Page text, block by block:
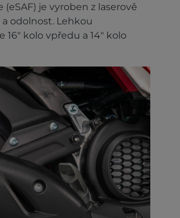
je vyroben z laserově
odolnost. Lehkou
kolo vpředu a 14" kolo